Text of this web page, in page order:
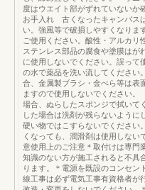
度はウエイト部がずれていないか
お手入れ 古くなったキャンバス
い。強風等で破損しやすくなり
ご使用ください。酸性・アルカリ
ステンレス部品の腐食や塗膜はが
に使用しないでください。誤って
の水で薬品を洗い流してくださ
合、金属製ブラシ・金べら等は表
ますので使用しないでください
場合、ぬらしたスポンジで拭い
した場合は洗剤が残らないよう
硬い物ではこすらないでくださ
くなっても、潤滑剤は使用しない
意使用上のご注意＊‌取付けは専門
知識のない方が施工されると不具
ります。＊‌電源を既設のコンセン
線工事は必ず電気工事有資格者が